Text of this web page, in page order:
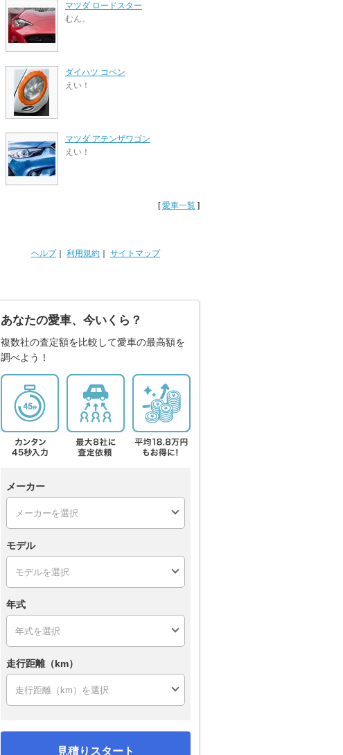
マツダ ロードスター
むん。
ダイハツ コペン
えい！
マツダ アテンザワゴン
えい！
[愛車一覧 ]
ヘルプ｜ 利用規約 サイトマップ
あなたの愛車、今いくら？
複数社の査定額を比較して愛車の最高額を
調べよう！
メーカー
モデル
年式
走行距離（km）
見積りスタート